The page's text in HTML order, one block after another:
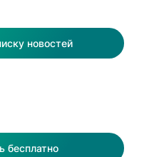
новостей
бесплатно